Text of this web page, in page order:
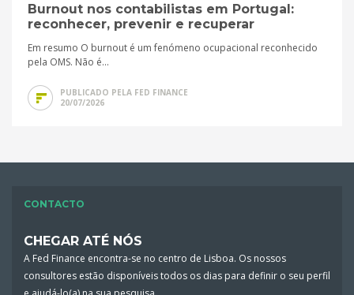
Burnout nos contabilistas em Portugal:
reconhecer, prevenir e recuperar
Em resumo O burnout é um fenómeno ocupacional reconhecido
pela OMS. Não é...
PUBLICADO PELA FED FINANCE
20/07/2026
CONTACTO
CHEGAR ATÉ NÓS
A Fed Finance encontra-se no centro de Lisboa. Os nossos
consultores estão disponíveis todos os dias para definir o seu perfil